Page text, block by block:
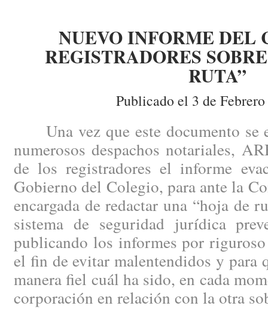
NUEVO INFORME DEL
REGISTRADORES
RUTA”
Publicado el 3 de
Una vez que este documento se
numerosos despachos notariales,
de los registradores el informe
Gobierno del Colegio, para ante la
encargada de redactar una “hoja de
sistema de seguridad jurídica
publicando los informes por
el fin de evitar malentendidos y para
manera fiel cuál ha sido, en cada
corporación en relación con la otra